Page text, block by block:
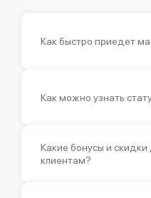
Как быстро приедет
Как можно узнать
Какие бонусы и
клиентам?